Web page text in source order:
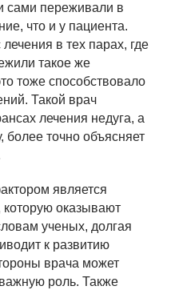
сами переживали в
что и у пациента.
в тех парах, где
такое же
тоже способствовало
Такой врач
лечения недуга, а
более точно объясняет
является
которую оказывают
ученых, долгая
к развитию
врача может
роль. Также